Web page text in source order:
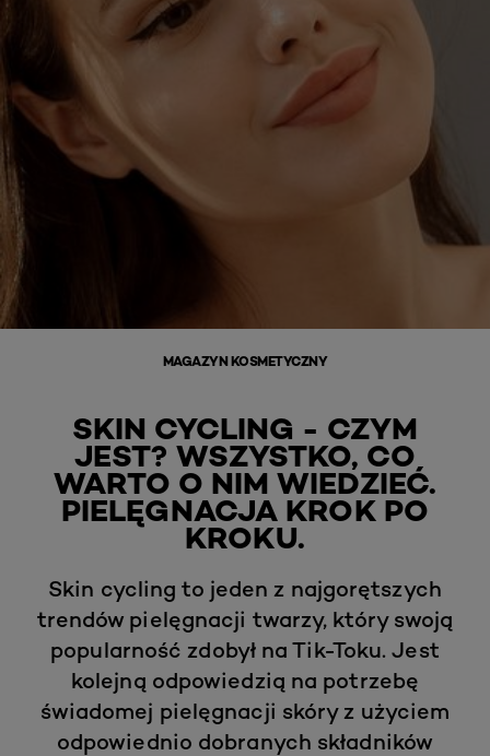
MAGAZYN KOSMETYCZNY
SKIN CYCLING - CZYM
JEST? WSZYSTKO, CO
WARTO O NIM WIEDZIEĆ.
PIELĘGNACJA KROK PO
KROKU.
Skin cycling to jeden z najgorętszych
trendów pielęgnacji twarzy, który swoją
popularność zdobył na Tik-Toku. Jest
kolejną odpowiedzią na potrzebę
świadomej pielęgnacji skóry z użyciem
odpowiednio dobranych składników